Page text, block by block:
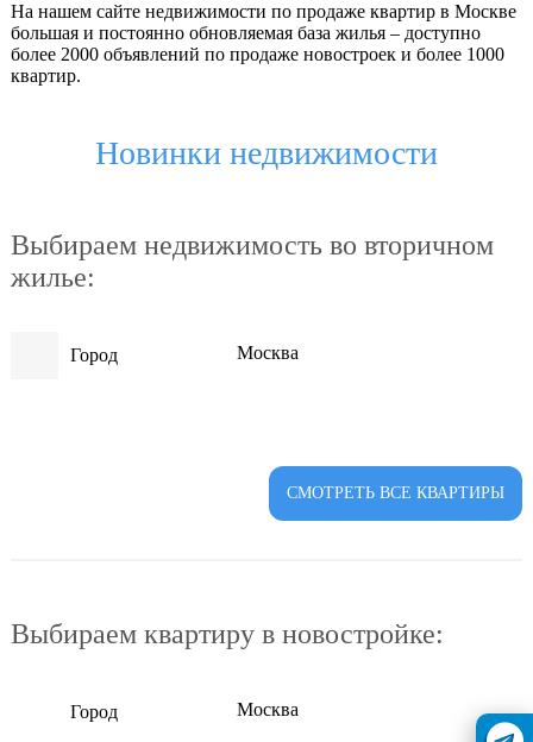
На нашем сайте недвижимости по продаже квартир в Москве
большая и постоянно обновляемая база жилья – доступно
более 2000 объявлений по продаже новостроек и более 1000
квартир.
Новинки недвижимости
Выбираем недвижимость во вторичном
жилье:
Город Москва
СМОТРЕТЬ ВСЕ КВАРТИРЫ
Выбираем квартиру в новостройке:
Город Москва